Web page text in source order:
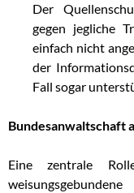
Der
gegen jegliche
einfach nicht
der
Fall sogar
Bundesanwaltschaft
Eine zentrale